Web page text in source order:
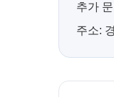
추가
주소: